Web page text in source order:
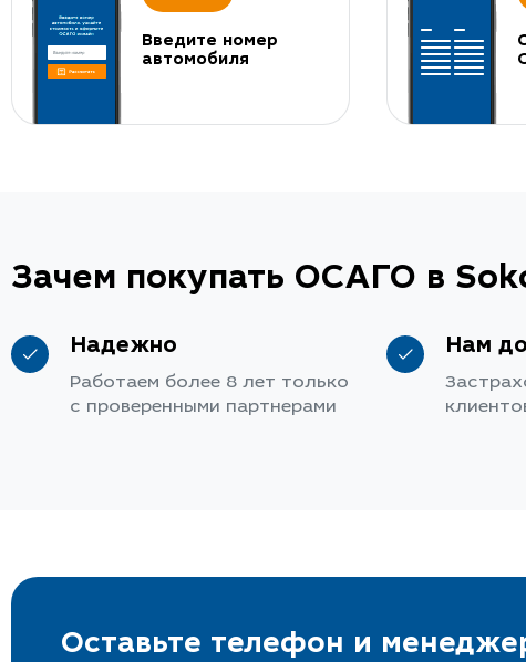
Введите номер
автомобиля
Зачем покупать ОСАГО в
Надежно
Работаем более 8 лет только
с проверенными партнерами
Нам
Оставьте телефон и